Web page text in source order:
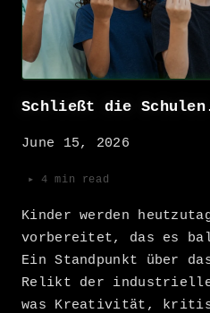
Schließt die
June 15, 2026
▸ 4 min read
Kinder werden
vorbereitet, das es
Ein Standpunkt über
Relikt der
was Kreativität,